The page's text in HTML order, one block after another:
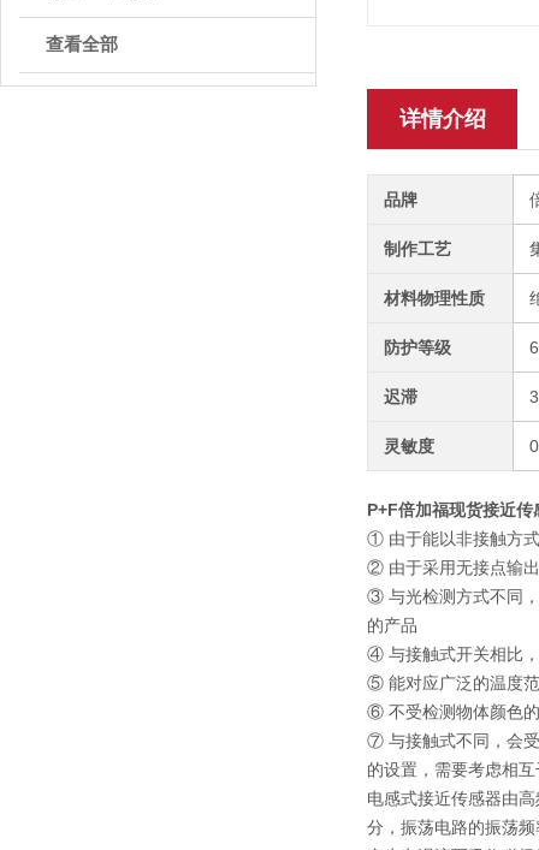
查看全部
详情介绍
品牌
制作工艺
材料物理性质
防护等级
迟滞
灵敏度
P+F倍加福现货接近
① 由于能以非接触方
② 由于采用无接点输
③ 与光检测方式不同
的产品
④ 与接触式开关相比
⑤ 能对应广泛的温度
⑥ 不受检测物体颜色
⑦ 与接触式不同，会
的设置，需要考虑相
电感式接近传感器由
分，振荡电路的振荡